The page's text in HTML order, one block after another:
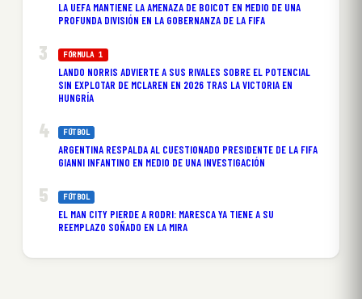
LA UEFA MANTIENE LA AMENAZA DE BOICOT EN MEDIO DE UNA
PROFUNDA DIVISIÓN EN LA GOBERNANZA DE LA FIFA
FÓRMULA 1
LANDO NORRIS ADVIERTE A SUS RIVALES SOBRE EL POTENCIAL
SIN EXPLOTAR DE MCLAREN EN 2026 TRAS LA VICTORIA EN
HUNGRÍA
FÚTBOL
ARGENTINA RESPALDA AL CUESTIONADO PRESIDENTE DE LA FIFA
GIANNI INFANTINO EN MEDIO DE UNA INVESTIGACIÓN
FÚTBOL
EL MAN CITY PIERDE A RODRI: MARESCA YA TIENE A SU
REEMPLAZO SOÑADO EN LA MIRA